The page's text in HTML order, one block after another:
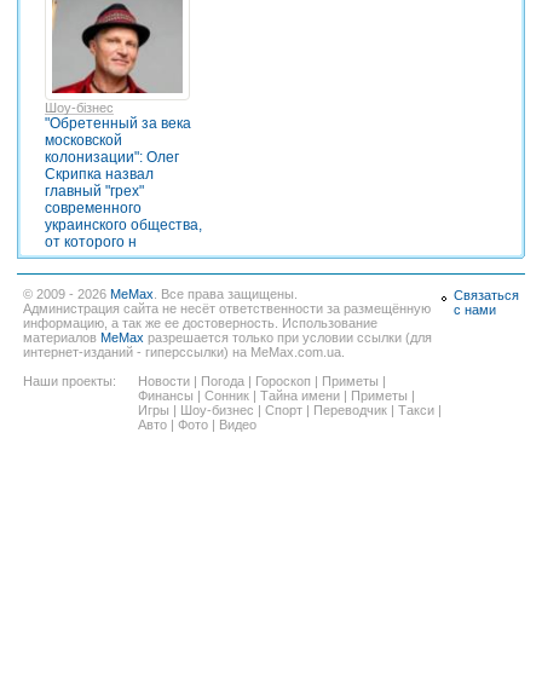
Шоу-бізнес
"Обретенный за века
московской
колонизации": Олег
Скрипка назвал
главный "грех"
современного
украинского общества,
от которого н
© 2009 - 2026 MeMax . Все права защищены.
Администрация сайта не несёт ответственности за размещённую
информацию, а так же ее достоверность. Использование
материалов MeMax разрешается только при условии ссылки (для
интернет-изданий - гиперссылки) на MeMax.com.ua.
Наши проекты:
Новости | Погода | Гороскоп | Приметы |
Финансы | Сонник | Тайна имени | Приметы |
Игры | Шоу-бизнес | Спорт | Переводчик | Такси |
Авто | Фото | Видео
Связаться
с нами